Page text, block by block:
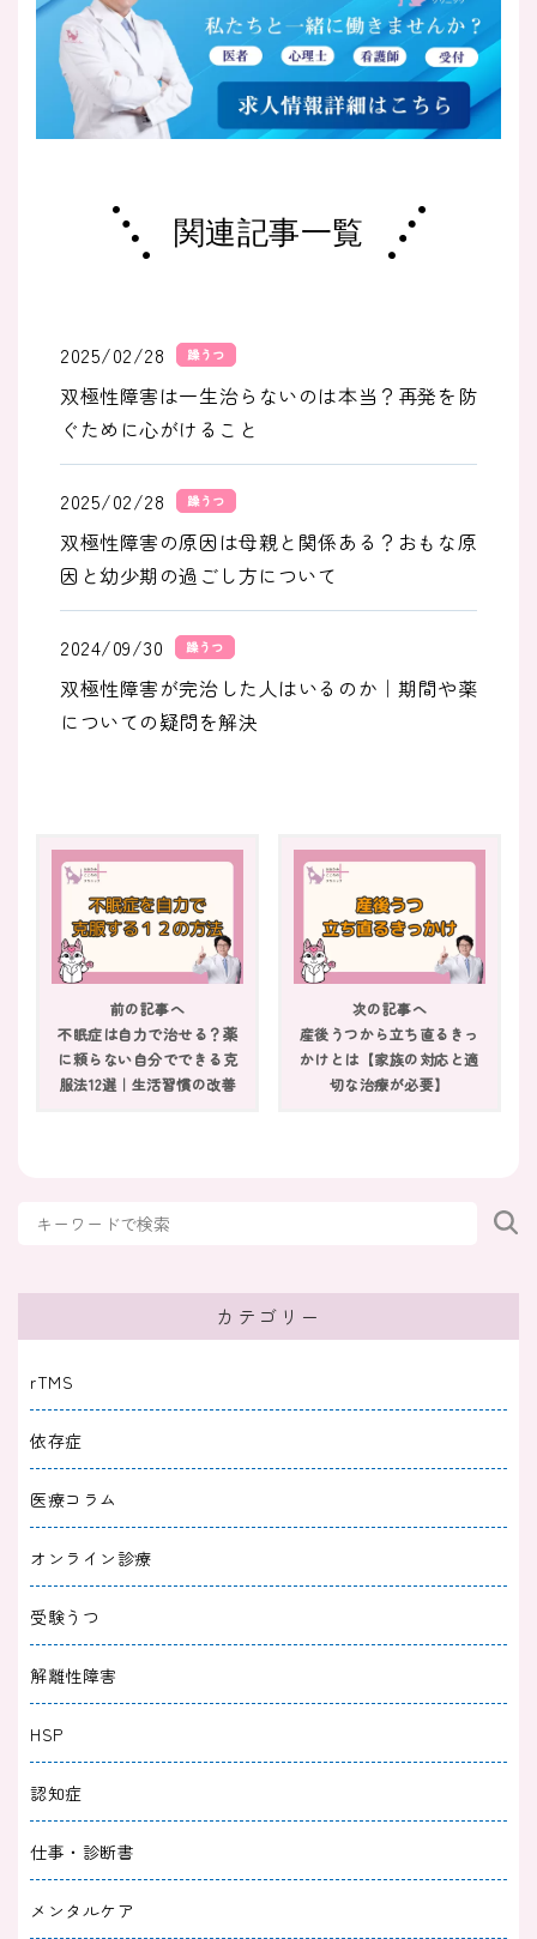
関連記事一覧
2025/02/28 躁うつ
双極性障害は一生治らないのは本当？再発を防
ぐために心がけること
2025/02/28 躁うつ
双極性障害の原因は母親と関係ある？おもな原
因と幼少期の過ごし方について
2024/09/30 躁うつ
双極性障害が完治した人はいるのか｜期間や薬
についての疑問を解決
悪な末路を回避する方法
2024/09/25 躁うつ
双極性障害で仕事を休みがち｜職場の人間関係
やムリせず働き続ける方法
2024/09/18 躁うつ
2024/06/17
｜３つのタイプと対処法
2024/05/07
双極性障害では記憶が飛ぶことがある？原因と
対策について解説
2024/05/07 躁うつ
双極性障害の寿命はなぜ短いと言われるのか？
2024/05/07
双極性障害の周期は一日で変わることはある？
2024/04/25 躁うつ
双極性障害になりやすい性格5つ｜セルフチェ
前の記事へ
不眠症は自力で治せる？薬
に頼らない自分でできる克
服法12選｜生活習慣の改善
次の記事へ
産後うつから立ち直るきっ
かけとは【家族の対応と適
切な治療が必要】
カテゴリー
rTMS
依存症
医療コラム
オンライン診療
受験うつ
解離性障害
HSP
認知症
仕事・診断書
メンタルケア